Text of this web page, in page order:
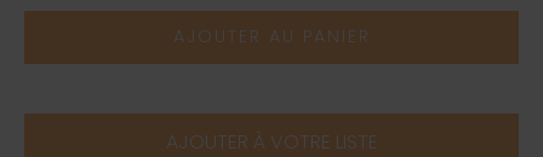
AJOUTER AU PANIER
AJOUTER À VOTRE LISTE